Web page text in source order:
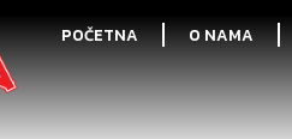
POČETNA O NAMA